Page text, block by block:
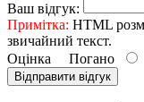
Ваш відгук:
Примітка: HTML
звичайний текст.
Оцінка Погано
Відправити відгук